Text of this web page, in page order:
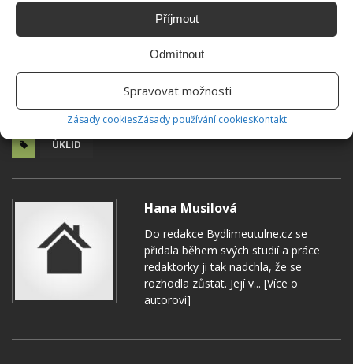
Příjmout
Odmítnout
Spravovat možnosti
Zásady cookiesZásady používání cookiesKontakt
ÚKLID
Hana Musilová
Do redakce Bydlimeutulne.cz se
přidala během svých studií a práce
redaktorky ji tak nadchla, že se
rozhodla zůstat. Její v... [Více o
autorovi]